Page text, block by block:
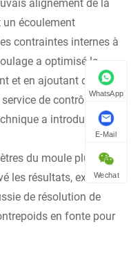
alignement de la
un écoulement
contraintes internes à
a optimisé la
et en ajoutant des
de contrôle de la
a introduit une
du moule plus de dix
les résultats, exprimant
de résolution de
en fonte pour
WhatsApp
E-Mail
Wechat